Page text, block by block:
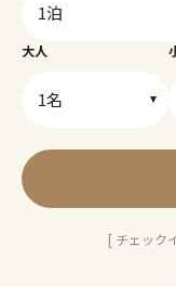
大人
[ チェック